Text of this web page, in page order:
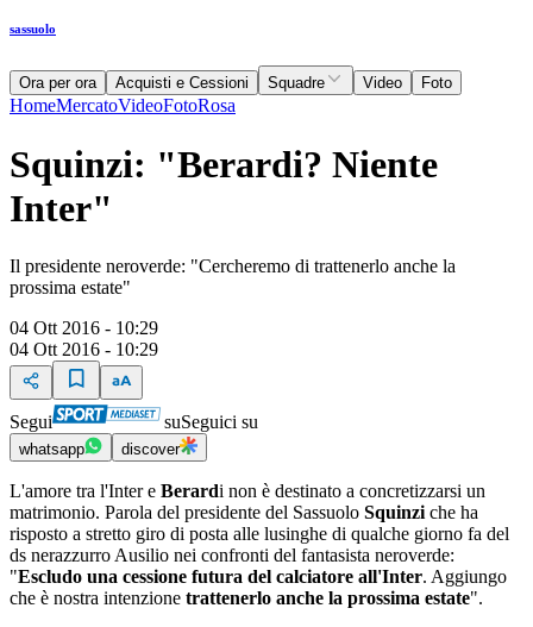
sassuolo
Ora per ora Acquisti e Cessioni Squadre Video Foto
HomeMercatoVideoFotoRosa
Squinzi: "Berardi? Niente
Inter"
Il presidente neroverde: "Cercheremo di trattenerlo anche la
prossima estate"
04 Ott 2016 - 10:29
04 Ott 2016 - 10:29
Segui suSeguici su
whatsapp discover
L'amore tra l'Inter e Berardi non è destinato a concretizzarsi un
matrimonio. Parola del presidente del Sassuolo Squinzi che ha
risposto a stretto giro di posta alle lusinghe di qualche giorno fa del
ds nerazzurro Ausilio nei confronti del fantasista neroverde:
"Escludo una cessione futura del calciatore all'Inter. Aggiungo
che è nostra intenzione trattenerlo anche la prossima estate".